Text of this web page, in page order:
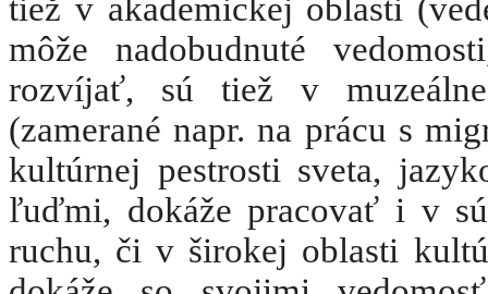
tiež v akademickej oblasti
môže nadobudnuté
rozvíjať, sú tiež v
(zamerané napr. na prácu s
kultúrnej pestrosti sveta,
ľuďmi, dokáže pracovať i v
ruchu, či v širokej oblasti